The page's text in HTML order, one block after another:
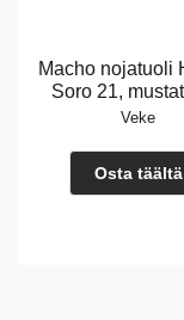
Macho nojatuoli
Soro 21,
Veke
Osta täältä